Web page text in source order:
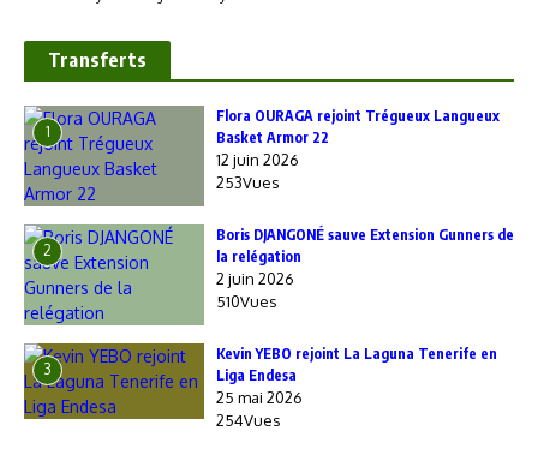
Transferts
1
Flora OURAGA rejoint Trégueux Langueux
Basket Armor 22
12 juin 2026
253Vues
2
Boris DJANGONÉ sauve Extension Gunners de
la relégation
2 juin 2026
510Vues
3
Kevin YEBO rejoint La Laguna Tenerife en
Liga Endesa
25 mai 2026
254Vues